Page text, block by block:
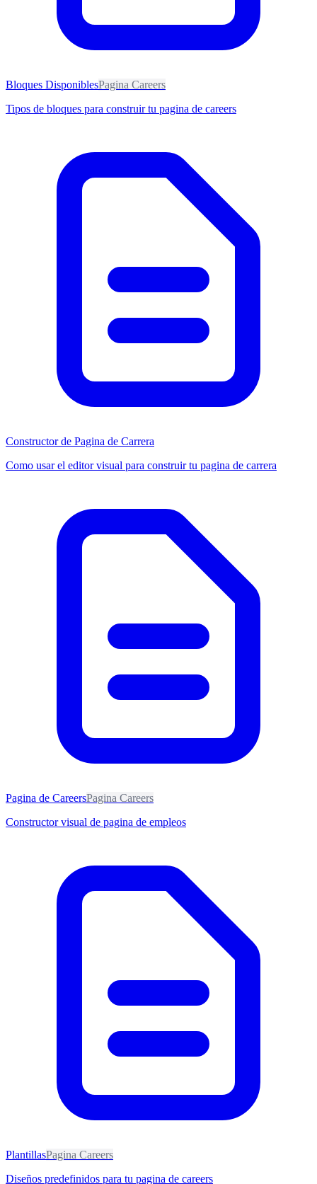
Bloques DisponiblesPagina Careers
Tipos de bloques para construir tu pagina de careers
Constructor de Pagina de Carrera
Como usar el editor visual para construir tu pagina de carrera
Pagina de CareersPagina Careers
Constructor visual de pagina de empleos
PlantillasPagina Careers
Diseños predefinidos para tu pagina de careers